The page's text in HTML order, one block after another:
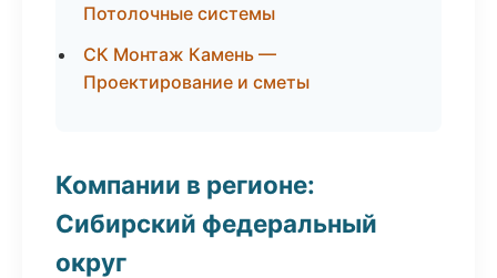
Потолочные системы
СК Монтаж Камень —
Проектирование и сметы
Компании в регионе:
Сибирский федеральный
округ